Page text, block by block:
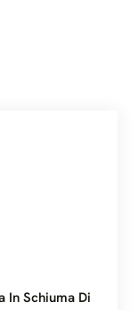
In Schiuma Di